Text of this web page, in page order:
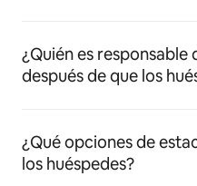
¿Quién es responsable
después de que los
¿Qué opciones de
los huéspedes?